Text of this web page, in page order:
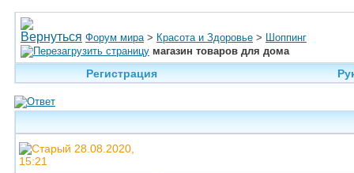
Форум мира > Красота и Здоровье > Шоппинг
магазин товаров для дома
Регистрация
28.08.2020,
15:21